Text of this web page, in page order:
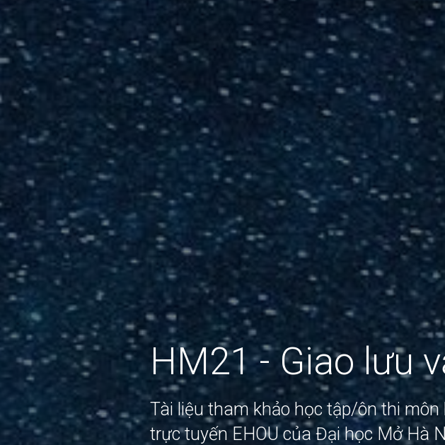
HM21 - Giao lưu
Tài liệu tham khảo học tập/ôn thi
trực tuyến EHOU của Đại học Mở Hà